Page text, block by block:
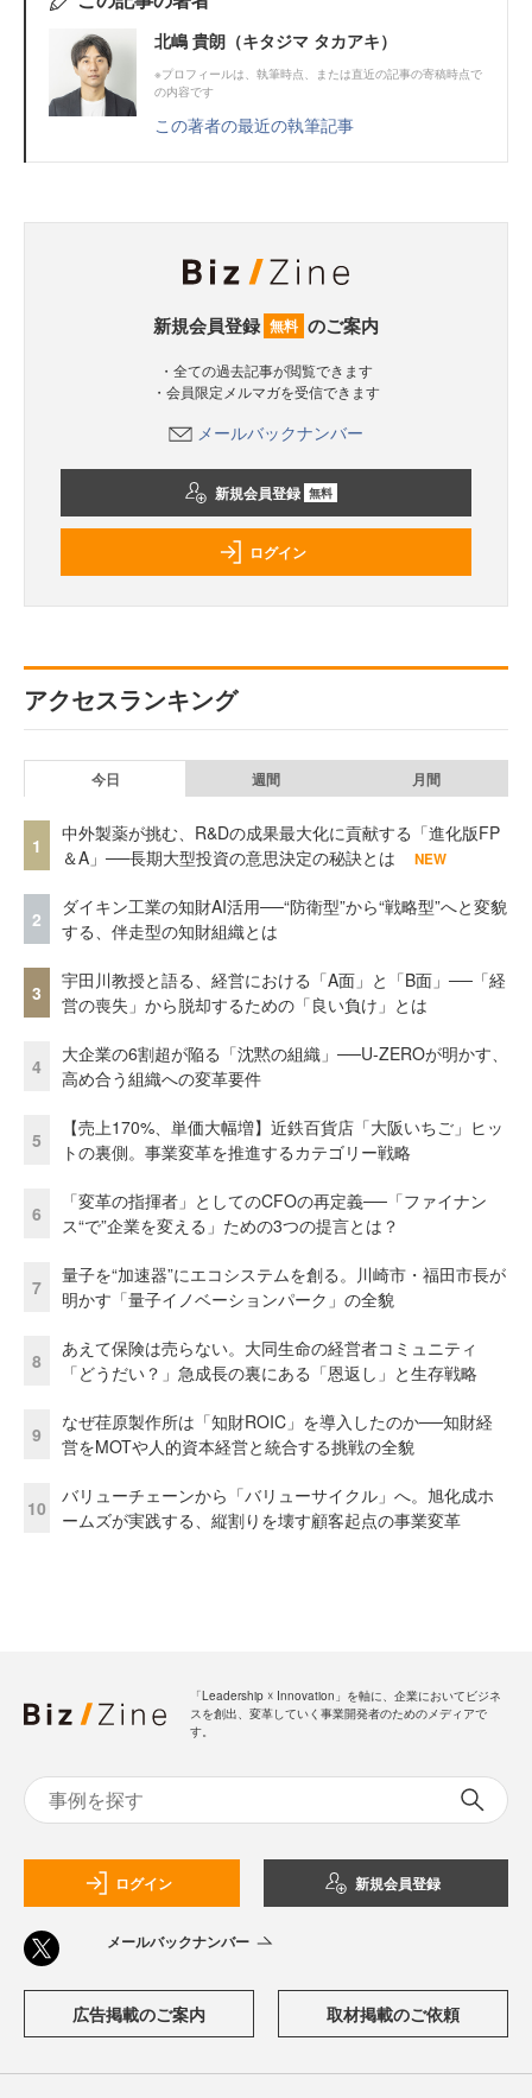
北嶋 貴朗（キタジマ タカアキ）
※プロフィールは、執筆時点、または直近の記事の寄稿時点で
の内容です
この著者の最近の執筆記事
新規会員登録 無料 のご案内
・全ての過去記事が閲覧できます
・会員限定メルマガを受信できます
メールバックナンバー
新規会員登録 無料
ログイン
アクセスランキング
今日 週間 月間
1
中外製薬が挑む、R&Dの成果最大化に貢献する「進化版FP
＆A」──長期大型投資の意思決定の秘訣とは
NEW
2
ダイキン工業の知財AI活用──“防衛型”から“戦略型”へと変貌
する、伴走型の知財組織とは
3
宇田川教授と語る、経営における「A面」と「B面」──「経
営の喪失」から脱却するための「良い負け」とは
4
大企業の6割超が陥る「沈黙の組織」──U-ZEROが明かす、
高め合う組織への変革要件
5
【売上170%、単価大幅増】近鉄百貨店「大阪いちご」ヒッ
トの裏側。事業変革を推進するカテゴリー戦略
6
「変革の指揮者」としてのCFOの再定義──「ファイナン
ス“で”企業を変える」ための3つの提言とは？
7
量子を“加速器”にエコシステムを創る。川崎市・福田市長が
明かす「量子イノベーションパーク」の全貌
8
あえて保険は売らない。大同生命の経営者コミュニティ
「どうだい？」急成長の裏にある「恩返し」と生存戦略
9
なぜ荏原製作所は「知財ROIC」を導入したのか──知財経
営をMOTや人的資本経営と統合する挑戦の全貌
10
バリューチェーンから「バリューサイクル」へ。旭化成ホ
ームズが実践する、縦割りを壊す顧客起点の事業変革
「Leadership ☓ Innovation」を軸に、企業においてビジネ
スを創出、変革していく事業開発者のためのメディアで
す。
ログイン 新規会員登録
メールバックナンバー
広告掲載のご案内 取材掲載のご依頼